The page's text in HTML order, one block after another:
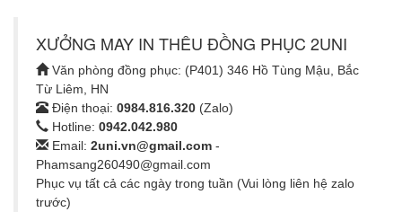
XƯỞNG MAY IN THÊU ĐỒNG PHỤC 2UNI
Văn phòng đồng phục: (P401) 346 Hồ Tùng Mậu, Bắc
Từ Liêm, HN
Điện thoại: 0984.816.320 (Zalo)
Hotline: 0942.042.980
Email: 2uni.vn@gmail.com -
Phamsang260490@gmail.com
Phục vụ tất cả các ngày trong tuần (Vui lòng liên hệ zalo
trước)